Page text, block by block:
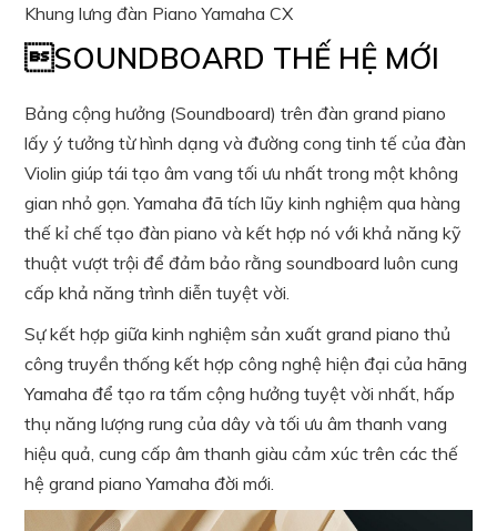
Khung lưng đàn Piano Yamaha CX
SOUNDBOARD THẾ HỆ MỚI
Bảng cộng hưởng (Soundboard) trên đàn grand piano
lấy ý tưởng từ hình dạng và đường cong tinh tế của đàn
Violin giúp tái tạo âm vang tối ưu nhất trong một không
gian nhỏ gọn. Yamaha đã tích lũy kinh nghiệm qua hàng
thế kỉ chế tạo đàn piano và kết hợp nó với khả năng kỹ
thuật vượt trội để đảm bảo rằng soundboard luôn cung
cấp khả năng trình diễn tuyệt vời.
Sự kết hợp giữa kinh nghiệm sản xuất grand piano thủ
công truyền thống kết hợp công nghệ hiện đại của hãng
Yamaha để tạo ra tấm cộng hưởng tuyệt vời nhất, hấp
thụ năng lượng rung của dây và tối ưu âm thanh vang
hiệu quả, cung cấp âm thanh giàu cảm xúc trên các thế
hệ grand piano Yamaha đời mới.